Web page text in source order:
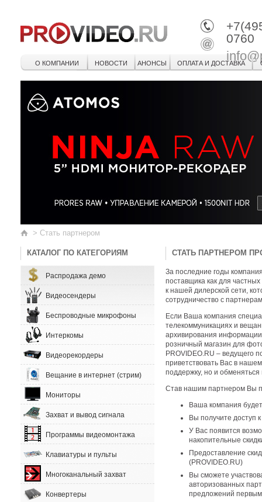
0760
О КОМПАНИИ НОВОСТИ АНОНСЫ ОПЛАТА И ДОСТАВКА
> Стать партнером
КАТАЛОГ ПО КАТЕГОРИЯМ
Распродажа демо
Видеосендеры
Беспроводные микрофоны
Интеркомы
Видеорекордеры
Вещание в интернет (стрим)
Мониторы
Захват и вывод сигнала
Программы видеомонтажа
Клавиатуры и пульты
Многоканальный захват
Конвертеры
СТАТЬ ПАРТНЕРОМ
За последние годы
поставщика как для
к нашей дилерской сети,
сотрудничество с
Если Ваша компания
телекоммуникациях и
архивирования
розничный магазин для
PROVIDEO.RU – ведущего
приветствовать Вас в
поддержку, но и
Став нашим партнером Вы
Ваша компания
Вы получите доступ
У Вас появится
накопительные
Предоставление
(PROVIDEO.RU)
Вы сможете
авторизованных
предложений